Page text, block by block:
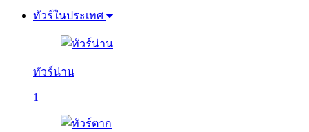
ทัวร์ในประเทศ
ทัวร์น่าน
1